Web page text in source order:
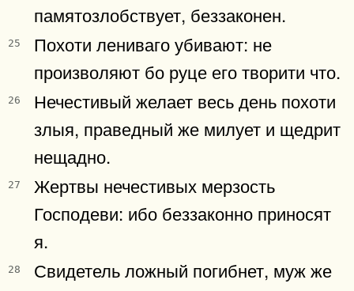
памятозлобствует, беззаконен.
25
Похоти лениваго убивают: не
произволяют бо руце его творити что.
26
Нечестивый желает весь день похоти
злыя, праведный же милует и щедрит
нещадно.
27
Жертвы нечестивых мерзость
Господеви: ибо беззаконно приносят
я.
28
Свидетель ложный погибнет, муж же